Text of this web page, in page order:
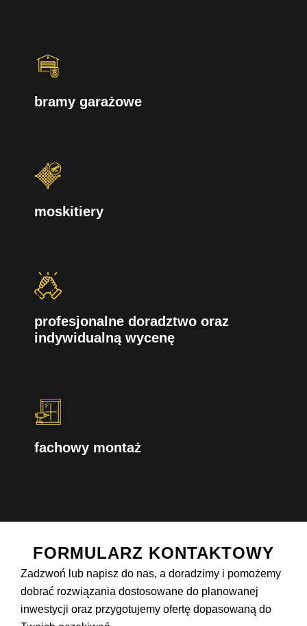
bramy garażowe
moskitiery
profesjonalne doradztwo oraz
indywidualną wycenę
fachowy montaż
FORMULARZ KONTAKTOWY
Zadzwoń lub napisz do nas, a doradzimy i pomożemy
dobrać rozwiązania dostosowane do planowanej
inwestycji oraz przygotujemy ofertę dopasowaną do